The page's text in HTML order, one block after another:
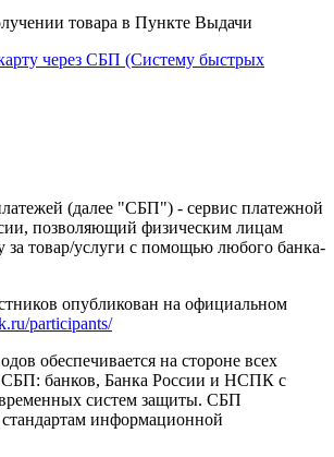
товара в Пункте Выдачи
через СБП (Систему быстрых
(далее "СБП") - сервис платежной
позволяющий физическим лицам
за товар/услуги с помощью любого банка-
опубликован на официальном
participants/
обеспечивается на стороне всех
СБП: банков, Банка России и НСПК с
систем защиты. СБП
стандартам информационной